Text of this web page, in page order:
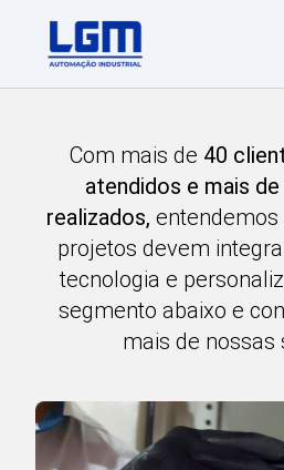
Com mais de 40
atendidos e mais
realizados,
projetos devem
tecnologia e
segmento abaixo e
mais de nossas